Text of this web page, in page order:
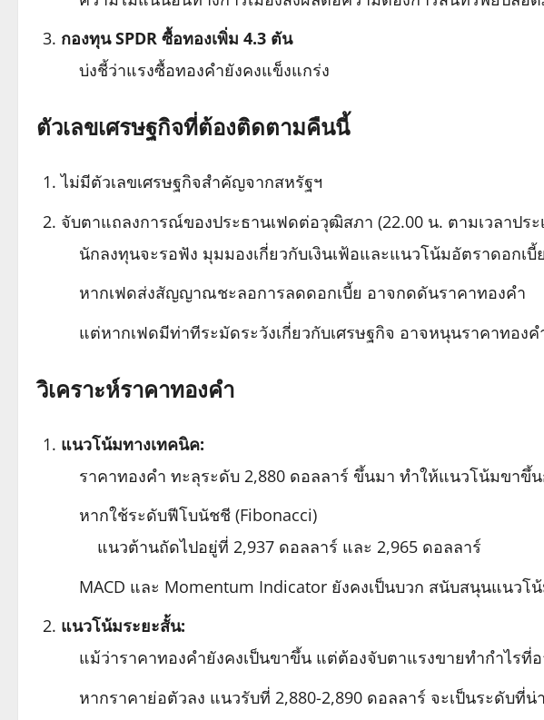
กองทุน SPDR ซื้อทองเพิ่ม 4.3 ตัน
บ่งชี้ว่าแรงซื้อทองคำยังคงแข็งแกร่ง
ตัวเลขเศรษฐกิจที่ต้องติดตามคืนนี้
ไม่มีตัวเลขเศรษฐกิจสำคัญจากสหรัฐฯ
จับตาแถลงการณ์ของประธานเฟดต่อวุฒิสภา (22.00 น. ตามเวลาประ
นักลงทุนจะรอฟัง มุมมองเกี่ยวกับเงินเฟ้อและแนวโน้มอัตราดอกเบี้ย
หากเฟดส่งสัญญาณชะลอการลดดอกเบี้ย อาจกดดันราคาทองคำ
แต่หากเฟดมีท่าทีระมัดระวังเกี่ยวกับเศรษฐกิจ อาจหนุนราคาทอง
วิเคราะห์ราคาทองคำ
แนวโน้มทางเทคนิค:
ราคาทองคำ ทะลุระดับ 2,880 ดอลลาร์ ขึ้นมา ทำให้แนวโน้มขาขึ้
หากใช้ระดับฟีโบนัชชี (Fibonacci)
แนวต้านถัดไปอยู่ที่ 2,937 ดอลลาร์ และ 2,965 ดอลลาร์
MACD และ Momentum Indicator ยังคงเป็นบวก สนับสนุนแนวโ
แนวโน้มระยะสั้น:
แม้ว่าราคาทองคำยังคงเป็นขาขึ้น แต่ต้องจับตาแรงขายทำกำไรที่
หากราคาย่อตัวลง แนวรับที่ 2,880-2,890 ดอลลาร์ จะเป็นระดับที่น่